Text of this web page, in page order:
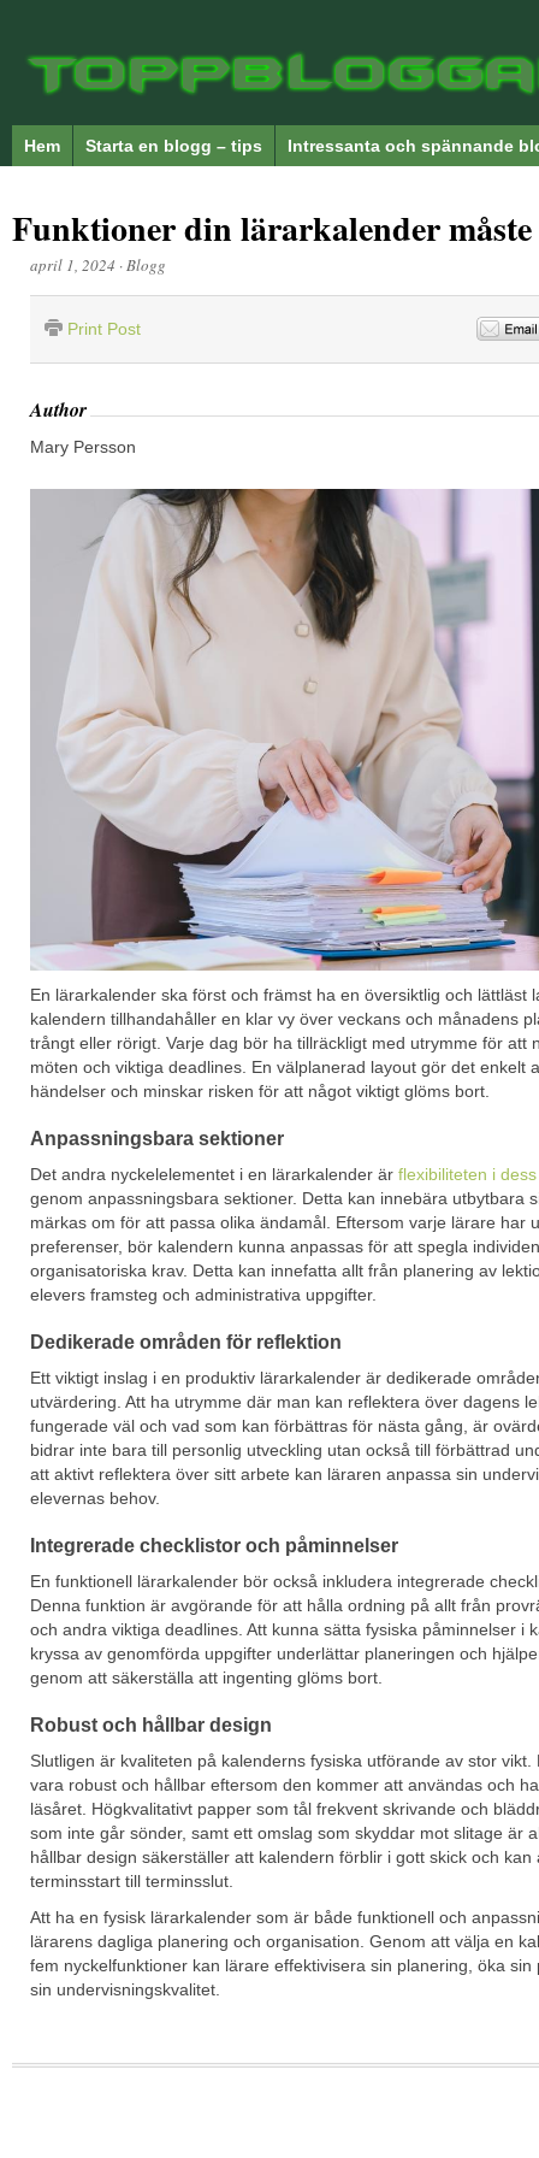
Hem Starta en blogg – tips Intressanta och spännande
Funktioner din lärarkalender
april 1, 2024 ·Blogg
Print Post
Author
Mary Persson
En lärarkalender ska först och främst ha en översiktlig och lättläst
kalendern tillhandahåller en klar vy över veckans och månadens
trångt eller rörigt. Varje dag bör ha tillräckligt med utrymme för att
möten och viktiga deadlines. En välplanerad layout gör det enkelt
händelser och minskar risken för att något viktigt glöms bort.
Anpassningsbara sektioner
Det andra nyckelelementet i en lärarkalender är flexibiliteten i
genom anpassningsbara sektioner. Detta kan innebära utbytbara
märkas om för att passa olika ändamål. Eftersom varje lärare har
preferenser, bör kalendern kunna anpassas för att spegla
organisatoriska krav. Detta kan innefatta allt från planering av
elevers framsteg och administrativa uppgifter.
Dedikerade områden för reflektion
Ett viktigt inslag i en produktiv lärarkalender är dedikerade
utvärdering. Att ha utrymme där man kan reflektera över dagens
fungerade väl och vad som kan förbättras för nästa gång, är
bidrar inte bara till personlig utveckling utan också till förbättrad
att aktivt reflektera över sitt arbete kan läraren anpassa sin
elevernas behov.
Integrerade checklistor och påminnelser
En funktionell lärarkalender bör också inkludera integrerade
Denna funktion är avgörande för att hålla ordning på allt från
och andra viktiga deadlines. Att kunna sätta fysiska påminnelser i
kryssa av genomförda uppgifter underlättar planeringen och
genom att säkerställa att ingenting glöms bort.
Robust och hållbar design
Slutligen är kvaliteten på kalenderns fysiska utförande av stor
vara robust och hållbar eftersom den kommer att användas och
läsåret. Högkvalitativt papper som tål frekvent skrivande och
som inte går sönder, samt ett omslag som skyddar mot slitage är
hållbar design säkerställer att kalendern förblir i gott skick och
terminsstart till terminsslut.
Att ha en fysisk lärarkalender som är både funktionell och
lärarens dagliga planering och organisation. Genom att välja en
fem nyckelfunktioner kan lärare effektivisera sin planering, öka
sin undervisningskvalitet.